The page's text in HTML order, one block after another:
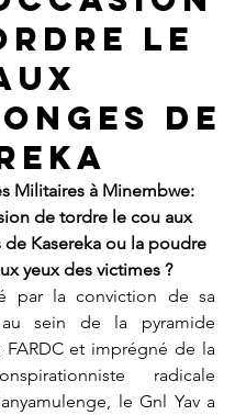
le
de
Militaires à Minembwe:
de tordre le cou aux
de Kasereka ou la poudre
yeux des victimes ?
au sein de la pyramide
FARDC et imprégné de la
radicale
le Gnl Yav a